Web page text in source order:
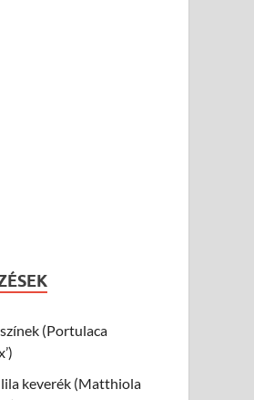
(Portulaca
keverék (Matthiola